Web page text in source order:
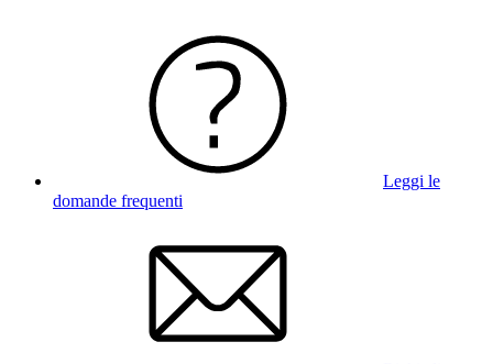
Leggi le
domande frequenti